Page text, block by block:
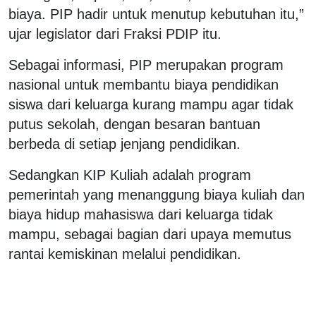
biaya. PIP hadir untuk menutup kebutuhan itu,”
ujar legislator dari Fraksi PDIP itu.
Sebagai informasi, PIP merupakan program
nasional untuk membantu biaya pendidikan
siswa dari keluarga kurang mampu agar tidak
putus sekolah, dengan besaran bantuan
berbeda di setiap jenjang pendidikan.
Sedangkan KIP Kuliah adalah program
pemerintah yang menanggung biaya kuliah dan
biaya hidup mahasiswa dari keluarga tidak
mampu, sebagai bagian dari upaya memutus
rantai kemiskinan melalui pendidikan.